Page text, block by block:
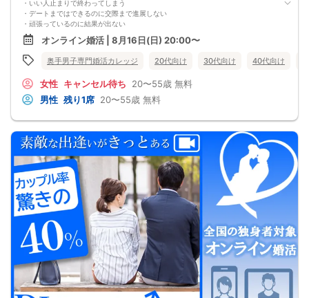
・飲食について
当イベントにおいて飲食の提供はございません。
・保証制度について
直前のキャンセル等により上記の最少催行人数を下回った場合、参加費を全額返
金し、無償での開催を行います。
・いい人止まりで終わってしまう
・デートまではできるのに交際まで進展しない
・頑張っているのに結果が出ない
・何が原因なのか分からない
・このまま続けても彼女ができる気がしない
これまで500名以上の
奥手男子の恋愛・婚活相談に乗ってきて、
それは、
多くの奥手男子は、努力不足ではなく、
努力の方向性がズレているということです。
恋愛系YouTubeを見たり、
婚活パーティーや街コンへ参加したり、
みなさん本当に努力しています。
でも、その努力が本命女性との交際につながらず、
「このまま恋愛・婚活を続けても、
本命女性と交際できないのではないか…」
そんな不安を抱えている奥手男子が本当に多いです。
つまり、
やみくもに頑張るだけでは、
本命女性との交際には
つながらないということです。
このまま原因が分からないまま
恋愛や婚活を続けても、
お金も時間も失ってしまいます。
だからこそ、
彼女ができない本当の原因を
オンライン婚活 | 8月16日(日) 20:00〜
奥手男子専門婚活カレッジ 20代向け 30代向け 40代向け
女性 キャンセル待ち 20〜55歳 無料
男性 残り1席 20〜55歳 無料